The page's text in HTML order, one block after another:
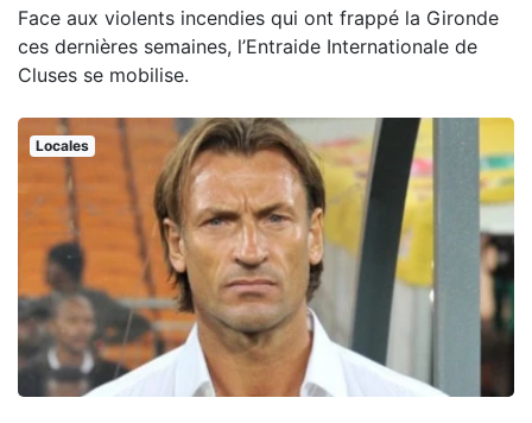
Face aux violents incendies qui ont frappé la Gironde
ces dernières semaines, l’Entraide Internationale de
Cluses se mobilise.
Locales